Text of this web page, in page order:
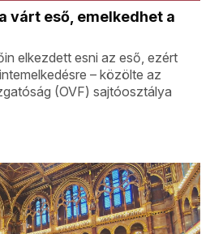
várt eső, emelkedhet a
elkezdett esni az eső, ezért
– közölte az
(OVF) sajtóosztálya